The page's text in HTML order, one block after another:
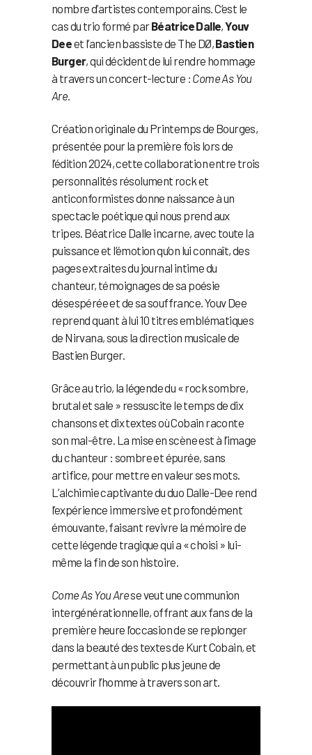
nombre d’artistes contemporains. C’est le
cas du trio formé parBéatrice Dalle,Youv
Deeet l’ancien bassiste de The DØ,Bastien
Burger, qui décident de lui rendre hommage
à travers un concert-lecture : Come As You
Are.
Création originale du Printemps de Bourges,
présentée pour la première fois lors de
l’édition 2024, cette collaboration entre trois
personnalités résolument rock et
anticonformistes donne naissance à un
spectacle poétique qui nous prend aux
tripes. Béatrice Dalle incarne, avec toute la
puissance et l’émotion qu’on lui connaît, des
pages extraites du journal intime du
chanteur, témoignages de sa poésie
désespérée et de sa souffrance. Youv Dee
reprend quant à lui 10 titres emblématiques
de Nirvana, sous la direction musicale de
Bastien Burger.
Grâce au trio, la légende du « rock sombre,
brutal et sale » ressuscite le temps de dix
chansons et dix textes où Cobain raconte
son mal-être. La mise en scène est à l’image
du chanteur : sombre et épurée, sans
artifice, pour mettre en valeur ses mots.
L’alchimie captivante du duo Dalle-Dee rend
l’expérience immersive et profondément
émouvante, faisant revivre la mémoire de
cette légende tragique qui a « choisi » lui-
même la fin de son histoire.
Come As You Arese veut une communion
intergénérationnelle, offrant aux fans de la
première heure l’occasion de se replonger
dans la beauté des textes de Kurt Cobain, et
permettant à un public plus jeune de
découvrir l’homme à travers son art.